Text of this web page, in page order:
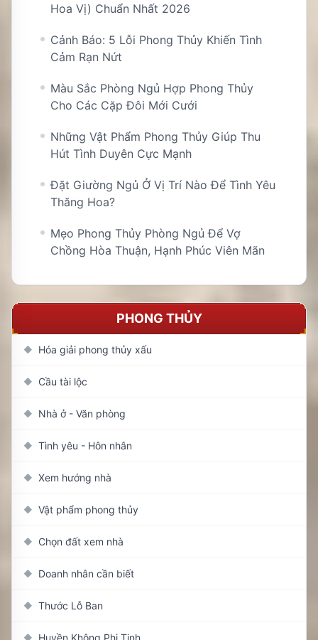
Hoa Vị) Chuẩn Nhất 2026
Cảnh Báo: 5 Lỗi Phong Thủy Khiến Tình
Cảm Rạn Nứt
Màu Sắc Phòng Ngủ Hợp Phong Thủy
Cho Các Cặp Đôi Mới Cưới
Những Vật Phẩm Phong Thủy Giúp Thu
Hút Tình Duyên Cực Mạnh
Đặt Giường Ngủ Ở Vị Trí Nào Để Tình Yêu
Thăng Hoa?
Mẹo Phong Thủy Phòng Ngủ Để Vợ
Chồng Hòa Thuận, Hạnh Phúc Viên Mãn
PHONG THỦY
◆ Hóa giải phong thủy xấu
◆ Cầu tài lộc
◆ Nhà ở - Văn phòng
◆ Tình yêu - Hôn nhân
◆ Xem hướng nhà
◆ Vật phẩm phong thủy
◆ Chọn đất xem nhà
◆ Doanh nhân cần biết
◆ Thước Lỗ Ban
◆ Huyền Không Phi Tinh